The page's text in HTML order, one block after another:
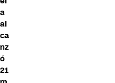
a
al
ca
nz
ó
21